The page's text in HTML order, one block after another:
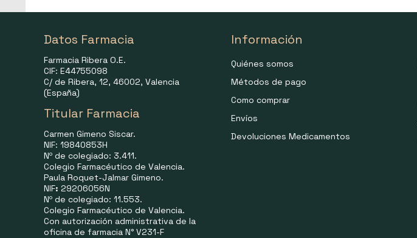
Datos Farmacia
Farmacia Ribera O.E.
CIF: E44755098
C/ de Ribera, 12, 46002, Valencia
(España)
Titular Farmacia
Carmen Gimeno Siscar.
NIF: 19840853H
Nº de colegiado: 3.411.
Colegio Farmacéutico de Valencia.
Paula Roquet-Jalmar Gimeno.
NIF: 29206056N
Nº de colegiado: 11.553.
Colegio Farmacéutico de Valencia.
Con autorización administrativa de la
oficina de farmacia N° V231-F
Información
Quiénes somos
Métodos de pago
Como comprar
Envíos
Devoluciones Medicamentos